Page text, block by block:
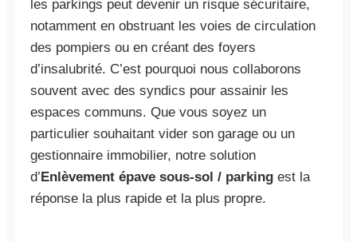
les parkings peut devenir un risque sécuritaire,
notamment en obstruant les voies de circulation
des pompiers ou en créant des foyers
d’insalubrité. C’est pourquoi nous collaborons
souvent avec des syndics pour assainir les
espaces communs. Que vous soyez un
particulier souhaitant vider son garage ou un
gestionnaire immobilier, notre solution
d’Enlèvement épave sous-sol / parking est la
réponse la plus rapide et la plus propre.